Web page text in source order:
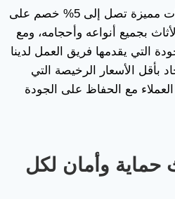
ونوفر أيضاً عروض وخصومات مميزة تصل إلى 5% خصم على
بجميع أنواعه وأحجامه، ومع
التي يقدمها فريق العمل لدينا
بأقل الأسعار الرخيصة التي
مع الحفاظ على الجودة
حماية وأمان لكل